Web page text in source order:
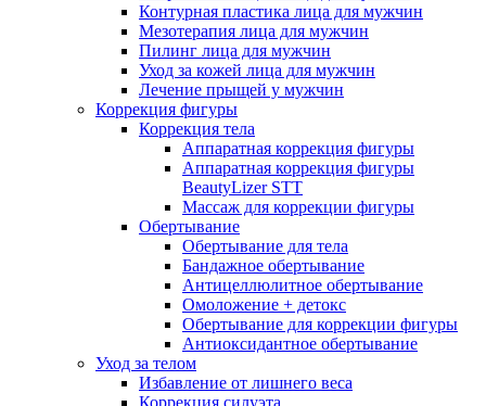
Контурная пластика лица для мужчин
Мезотерапия лица для мужчин
Пилинг лица для мужчин
Уход за кожей лица для мужчин
Лечение прыщей у мужчин
Коррекция фигуры
Коррекция тела
Аппаратная коррекция фигуры
Аппаратная коррекция фигуры
BeautyLizer STT
Массаж для коррекции фигуры
Обертывание
Обертывание для тела
Бандажное обертывание
Антицеллюлитное обертывание
Омоложение + детокс
Обертывание для коррекции фигуры
Антиоксидантное обертывание
Уход за телом
Избавление от лишнего веса
Коррекция силуэта